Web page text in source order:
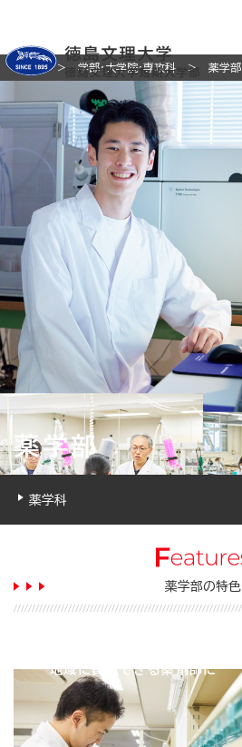
ホーム 学部・大学院・専攻科 薬学部
薬学部
薬学科
薬学部の特色
地域に貢献できる薬剤師に